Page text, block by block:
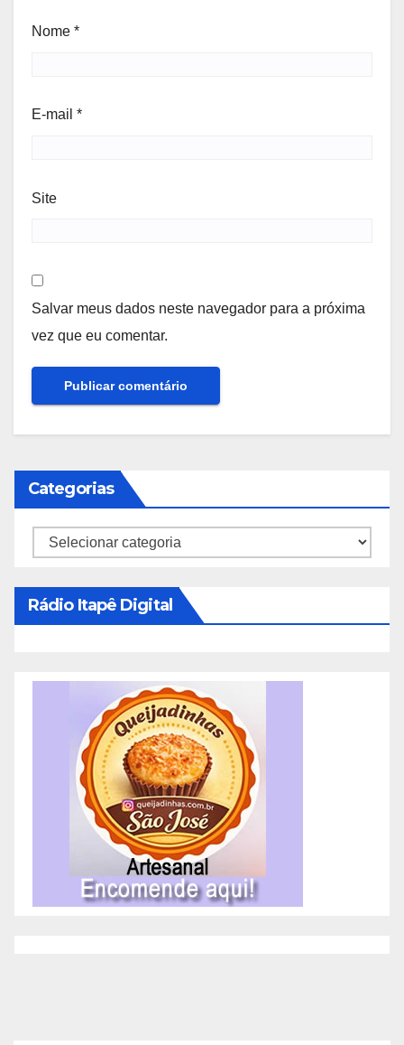
Nome *
E-mail *
Site
Salvar meus dados neste navegador para a próxima
vez que eu comentar.
Categorias
Categorias
Rádio Itapê Digital